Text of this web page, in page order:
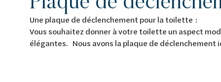
Conseils
Inspiration
Récupération de l'eau de pluie
Smart Home
Une plaque de déclenchement pour la toilette :
Vous souhaitez donner à votre toilette un aspect
élégantes. Nous avons la plaque de